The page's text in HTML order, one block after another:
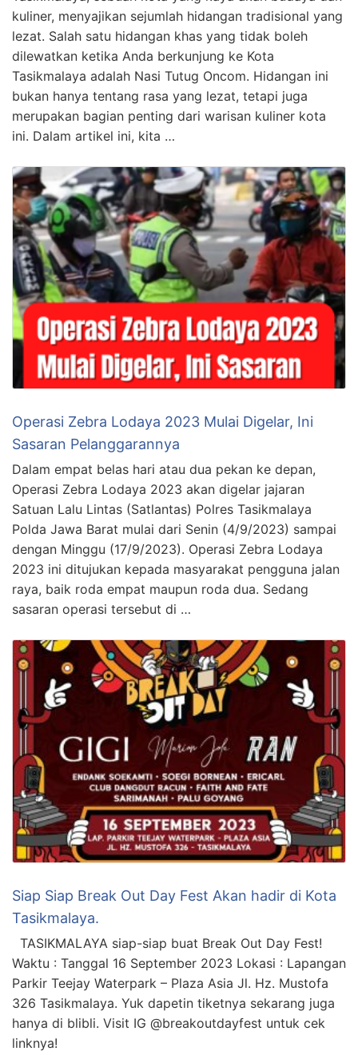
kuliner, menyajikan sejumlah hidangan tradisional yang
lezat. Salah satu hidangan khas yang tidak boleh
dilewatkan ketika Anda berkunjung ke Kota
Tasikmalaya adalah Nasi Tutug Oncom. Hidangan ini
bukan hanya tentang rasa yang lezat, tetapi juga
merupakan bagian penting dari warisan kuliner kota
ini. Dalam artikel ini, kita …
Operasi Zebra Lodaya 2023 Mulai Digelar, Ini
Sasaran Pelanggarannya
Dalam empat belas hari atau dua pekan ke depan,
Operasi Zebra Lodaya 2023 akan digelar jajaran
Satuan Lalu Lintas (Satlantas) Polres Tasikmalaya
Polda Jawa Barat mulai dari Senin (4/9/2023) sampai
dengan Minggu (17/9/2023). Operasi Zebra Lodaya
2023 ini ditujukan kepada masyarakat pengguna jalan
raya, baik roda empat maupun roda dua. Sedang
sasaran operasi tersebut di …
Siap Siap Break Out Day Fest Akan hadir di Kota
Tasikmalaya.
TASIKMALAYA siap-siap buat Break Out Day Fest!
Waktu : Tanggal 16 September 2023 Lokasi : Lapangan
Parkir Teejay Waterpark – Plaza Asia Jl. Hz. Mustofa
326 Tasikmalaya. Yuk dapetin tiketnya sekarang juga
hanya di blibli. Visit IG @breakoutdayfest untuk cek
linknya!